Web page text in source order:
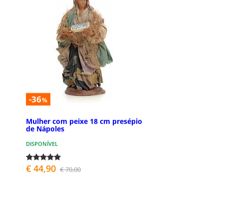
-36%
Mulher com peixe 18 cm presépio
de Nápoles
DISPONÍVEL
€ 44,90 € 70,00